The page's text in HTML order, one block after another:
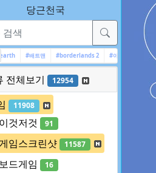
당근천국
트맨 #borderlands 2 #아캄 시리즈 #보더랜드2
전체보기 12954
11908
이것저것 91
임스크린샷 11587
보드게임 16